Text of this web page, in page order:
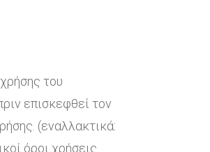
του
επισκεφθεί τον
(εναλλακτικά:
όροι χρήσεις